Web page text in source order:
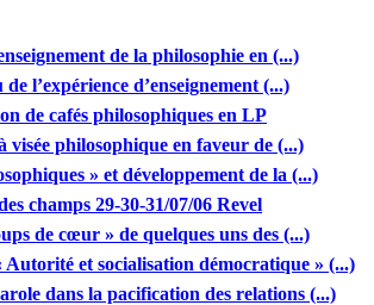
de la philosophie en (...)
l’expérience d’enseignement (...)
de cafés philosophiques en LP
visée philosophique en faveur de (...)
» et développement de la (...)
champs 29-30-31/07/06 Revel
de cœur » de quelques uns des (...)
Autorité et socialisation démocratique » (...)
dans la pacification des relations (...)